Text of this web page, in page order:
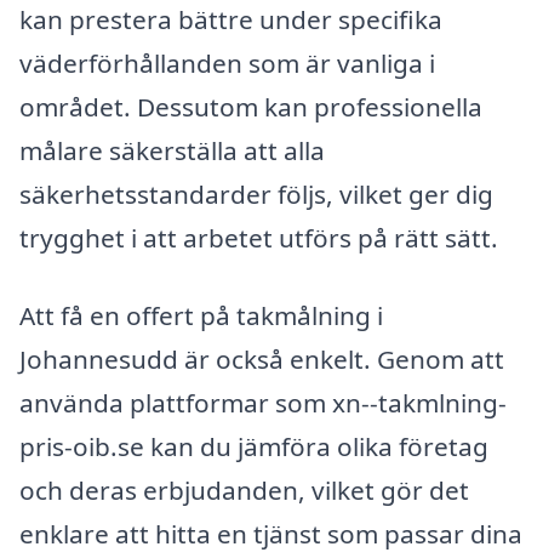
kan prestera bättre under specifika
väderförhållanden som är vanliga i
området. Dessutom kan professionella
målare säkerställa att alla
säkerhetsstandarder följs, vilket ger dig
trygghet i att arbetet utförs på rätt sätt.
Att få en offert på takmålning i
Johannesudd är också enkelt. Genom att
använda plattformar som xn--takmlning-
pris-oib.se kan du jämföra olika företag
och deras erbjudanden, vilket gör det
enklare att hitta en tjänst som passar dina